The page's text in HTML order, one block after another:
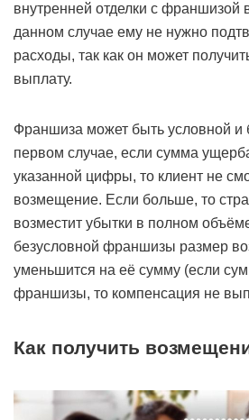
внутренней отделки с франшизой
данном случае ему не нужно
расходы, так как он может
выплату.
Франшиза может быть условной и
первом случае, если сумма
указанной цифры, то клиент не
возмещение. Если больше, то
возместит убытки в полном
безусловной франшизы размер
уменьшится на её сумму (если
франшизы, то компенсация не
Как получить